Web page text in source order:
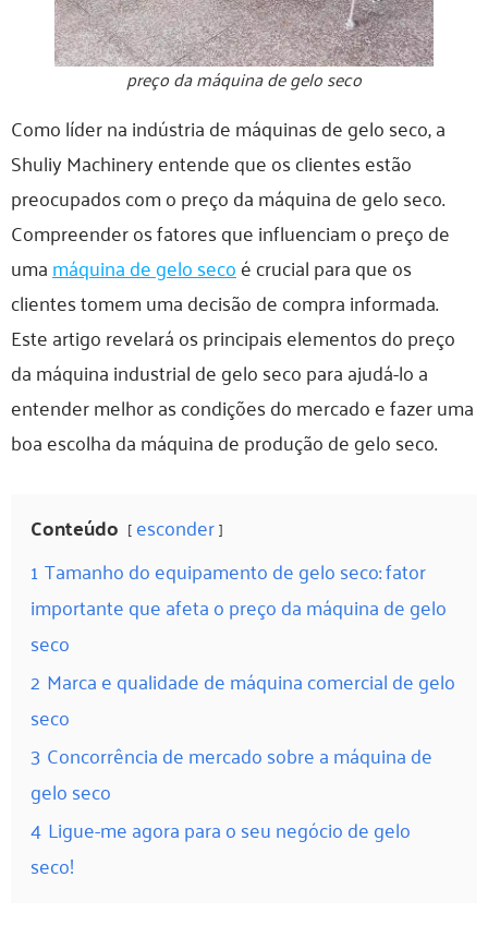
preço da máquina de gelo seco
Como líder na indústria de máquinas de gelo seco, a
Shuliy Machinery entende que os clientes estão
preocupados com o preço da máquina de gelo seco.
Compreender os fatores que influenciam o preço de
umamáquina de gelo secoé crucial para que os
clientes tomem uma decisão de compra informada.
Este artigo revelará os principais elementos do preço
da máquina industrial de gelo seco para ajudá-lo a
entender melhor as condições do mercado e fazer uma
boa escolha da máquina de produção de gelo seco.
Conteúdo esconder
1 Tamanho do equipamento de gelo seco: fator
importante que afeta o preço da máquina de gelo
seco
2 Marca e qualidade de máquina comercial de gelo
seco
3 Concorrência de mercado sobre a máquina de
gelo seco
4 Ligue-me agora para o seu negócio de gelo
seco!